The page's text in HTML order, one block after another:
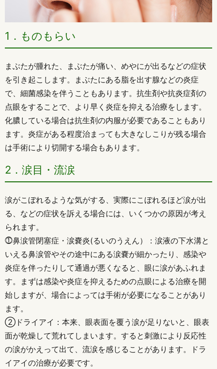
1．ものもらい
まぶたが腫れた、まぶたが痛い、めやにが出るなどの症状
を引き起こします。まぶたにある脂を出す腺などの炎症
で、細菌感染を伴うこともあります。抗生剤や抗炎症剤の
点眼をすることで、より早く炎症を抑える治療をします。
化膿している場合は抗生剤の内服が必要であることもあり
ます。炎症がある程度治まっても大きなしこりが残る場合
は手術により切開する場合もあります。
2．涙目・流涙
涙がこぼれるような気がする、実際にこぼれるほど涙が出
る、などの症状を訴える場合には、いくつかの原因が考え
られます。
⓵鼻涙管閉塞症・涙嚢炎(るいのうえん）：涙液の下水溝と
いえる鼻涙管やその途中にある涙嚢が細かったり、感染や
炎症を伴ったりして通過が悪くなると、眼に涙があふれま
す。まずは感染や炎症を抑えるための点眼による治療を開
始しますが、場合によっては手術が必要になることがあり
ます。
②ドライアイ：本来、眼表面を覆う涙が足りないと、眼表
面が乾燥して荒れてしまいます。すると刺激により反応性
の涙がかえって出て、流涙を感じることがあります。ドラ
イアイの治療が必要です。